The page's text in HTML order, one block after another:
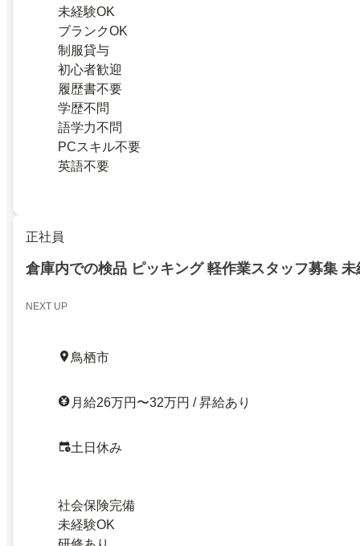
未経験OK
ブランクOK
制服貸与
初心者歓迎
履歴書不要
学歴不問
語学力不問
PCスキル不要
英語不要
正社員
倉庫内での検品 ピッキング 軽作業スタッフ募集
NEXT UP
鳥栖市
月給26万円〜32万円 / 昇給あり
土日休み
社会保険完備
未経験OK